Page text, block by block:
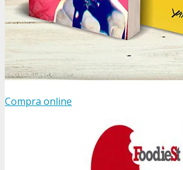
Compra online